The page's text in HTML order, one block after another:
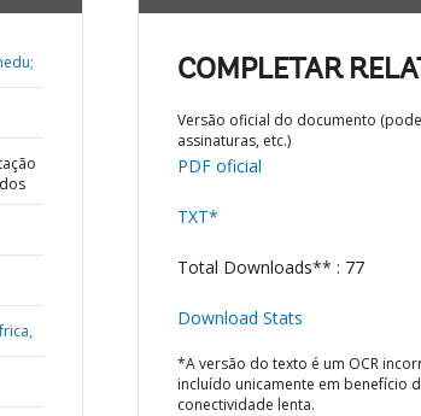
COMPLETAR
Versão oficial do documento
assinaturas, etc.)
PDF oficial
TXT*
Total Downloads** : 77
Download Stats
*A versão do texto é um OCR
incluído unicamente em benefício
conectividade lenta.